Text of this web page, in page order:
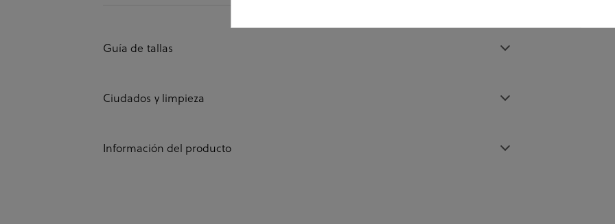
Guía de tallas
Ciudados y limpieza
Información del producto